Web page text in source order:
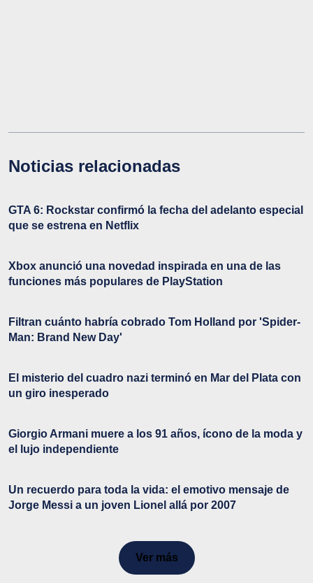
Noticias relacionadas
GTA 6: Rockstar confirmó la fecha del adelanto especial
que se estrena en Netflix
Xbox anunció una novedad inspirada en una de las
funciones más populares de PlayStation
Filtran cuánto habría cobrado Tom Holland por 'Spider-
Man: Brand New Day'
El misterio del cuadro nazi terminó en Mar del Plata con
un giro inesperado
Giorgio Armani muere a los 91 años, ícono de la moda y
el lujo independiente
Un recuerdo para toda la vida: el emotivo mensaje de
Jorge Messi a un joven Lionel allá por 2007
Ver más